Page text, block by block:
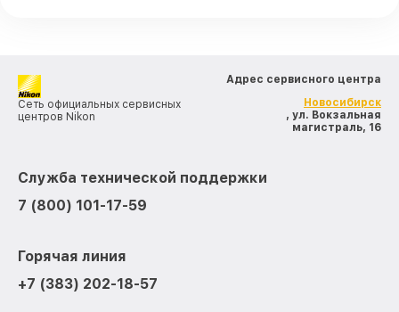
Сеть официальных сервисных
центров Nikon
Адрес сервисного центра
Новосибирск
, ул. Вокзальная
магистраль, 16
Служба технической поддержки
7 (800) 101-17-59
Горячая линия
+7 (383) 202-18-57